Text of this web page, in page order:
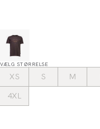
VÆLG STØRRELSE
XS S M
4XL